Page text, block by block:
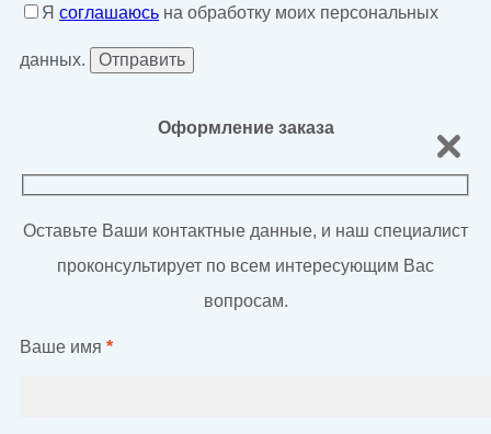
Я соглашаюсь на обработку моих персональных
данных.
Оформление заказа
Оставьте Ваши контактные данные, и наш специалист
проконсультирует по всем интересующим Вас
вопросам.
Ваше имя *